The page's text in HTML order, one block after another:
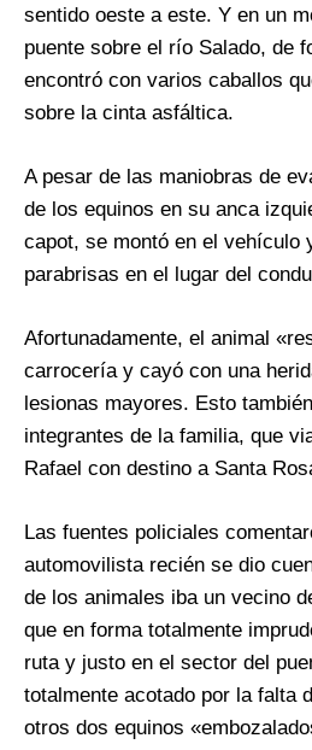
sentido oeste a este. Y en un
puente sobre el río Salado, de
encontró con varios caballos
sobre la cinta asfáltica.
A pesar de las maniobras de
de los equinos en su anca
capot, se montó en el vehículo
parabrisas en el lugar del
Afortunadamente, el animal
carrocería y cayó con una
lesionas mayores. Esto
integrantes de la familia, que
Rafael con destino a Santa
Las fuentes policiales
automovilista recién se dio
de los animales iba un vecino
que en forma totalmente
ruta y justo en el sector del
totalmente acotado por la falta
otros dos equinos